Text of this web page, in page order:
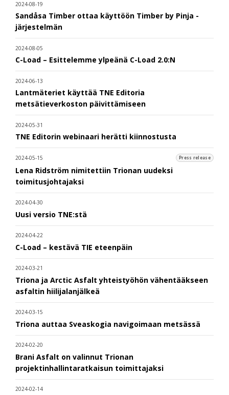
2024-08-19
Sandåsa Timber ottaa käyttöön Timber by Pinja -
järjestelmän
2024-08-05
C-Load – Esittelemme ylpeänä C-Load 2.0:N
2024-06-13
Lantmäteriet käyttää TNE Editoria
metsätieverkoston päivittämiseen
2024-05-31
TNE Editorin webinaari herätti kiinnostusta
2024-05-15 Press release
Lena Ridström nimitettiin Trionan uudeksi
toimitusjohtajaksi
2024-04-30
Uusi versio TNE:stä
2024-04-22
C-Load – kestävä TIE eteenpäin
2024-03-21
Triona ja Arctic Asfalt yhteistyöhön vähentääkseen
asfaltin hiilijalanjälkeä
2024-03-15
Triona auttaa Sveaskogia navigoimaan metsässä
2024-02-20
Brani Asfalt on valinnut Trionan
projektinhallintaratkaisun toimittajaksi
2024-02-14